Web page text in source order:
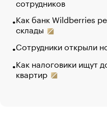
Как банк Wildberries
склады
Сотрудники открыли
Как налоговики ищут
квартир